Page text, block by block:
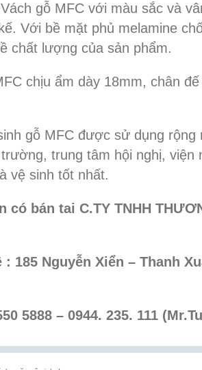
gỗ MFC với màu sắc và
Với bề mặt phủ melamine
chất lượng của sản phẩm.
chịu ẩm dày 18mm, chân
gỗ MFC được sử dụng rộng
trường, trung tâm hội nghị,
vệ sinh tốt nhất.
có bán tai C.TY TNHH
185 Nguyễn Xiển – Thanh
5888 – 0944. 235. 111